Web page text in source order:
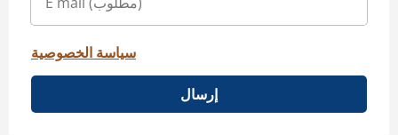
سياسة الخصوصية
إرسال